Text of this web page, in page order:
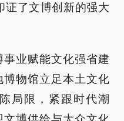
证了文博创新的强大
业赋能文化强省建
物馆立足本土文化
局限，紧跟时代潮